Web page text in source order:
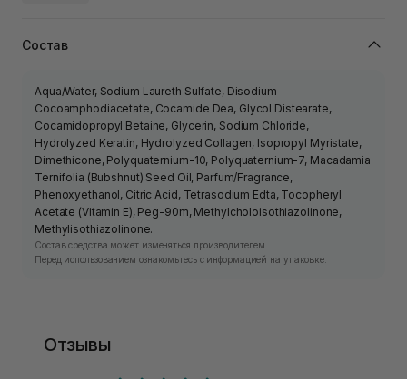
Состав
Aqua/Water, Sodium Laureth Sulfate, Disodium
Cocoamphodiacetate, Cocamide Dea, Glycol Distearate,
Cocamidopropyl Betaine, Glycerin, Sodium Chloride,
Hydrolyzed Keratin, Hydrolyzed Collagen, Isopropyl Myristate,
Dimethicone, Polyquaternium-10, Polyquaternium-7, Macadamia
Ternifolia (Bubshnut) Seed Oil, Parfum/Fragrance,
Phenoxyethanol, Citric Acid, Tetrasodium Edta, Tocopheryl
Acetate (Vitamin E), Peg-90m, Methylcholoisothiazolinone,
Methylisothiazolinone.
Состав средства может изменяться производителем.
Перед использованием ознакомьтесь с информацией на упаковке.
Отзывы